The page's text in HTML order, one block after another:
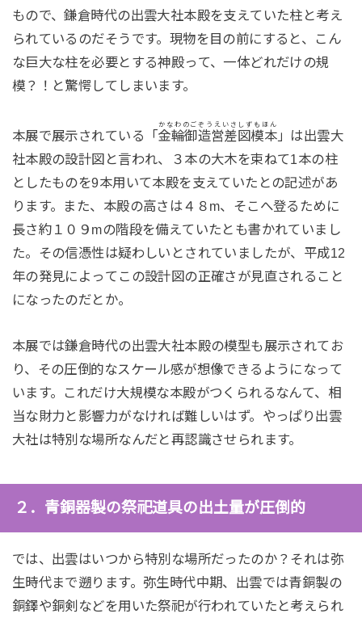
もので、鎌倉時代の出雲大社本殿を支えていた柱と考え
られているのだそうです。現物を目の前にすると、こん
な巨大な柱を必要とする神殿って、一体どれだけの規
模？！と驚愕してしまいます。
本展で展示されている「金輪御造営差図模本
かなわのごぞうえいさしずもほん
」は出雲大
社本殿の設計図と言われ、３本の大木を束ねて1本の柱
としたものを9本用いて本殿を支えていたとの記述があ
ります。また、本殿の高さは４８m、そこへ登るために
長さ約１０９mの階段を備えていたとも書かれていまし
た。その信憑性は疑わしいとされていましたが、平成12
年の発見によってこの設計図の正確さが見直されること
になったのだとか。
本展では鎌倉時代の出雲大社本殿の模型も展示されてお
り、その圧倒的なスケール感が想像できるようになって
います。これだけ大規模な本殿がつくられるなんて、相
当な財力と影響力がなければ難しいはず。やっぱり出雲
大社は特別な場所なんだと再認識させられます。
２．青銅器製の祭祀道具の出土量が圧倒的
では、出雲はいつから特別な場所だったのか？それは弥
生時代まで遡ります。弥生時代中期、出雲では青銅製の
銅鐸や銅剣などを用いた祭祀が行われていたと考えられ